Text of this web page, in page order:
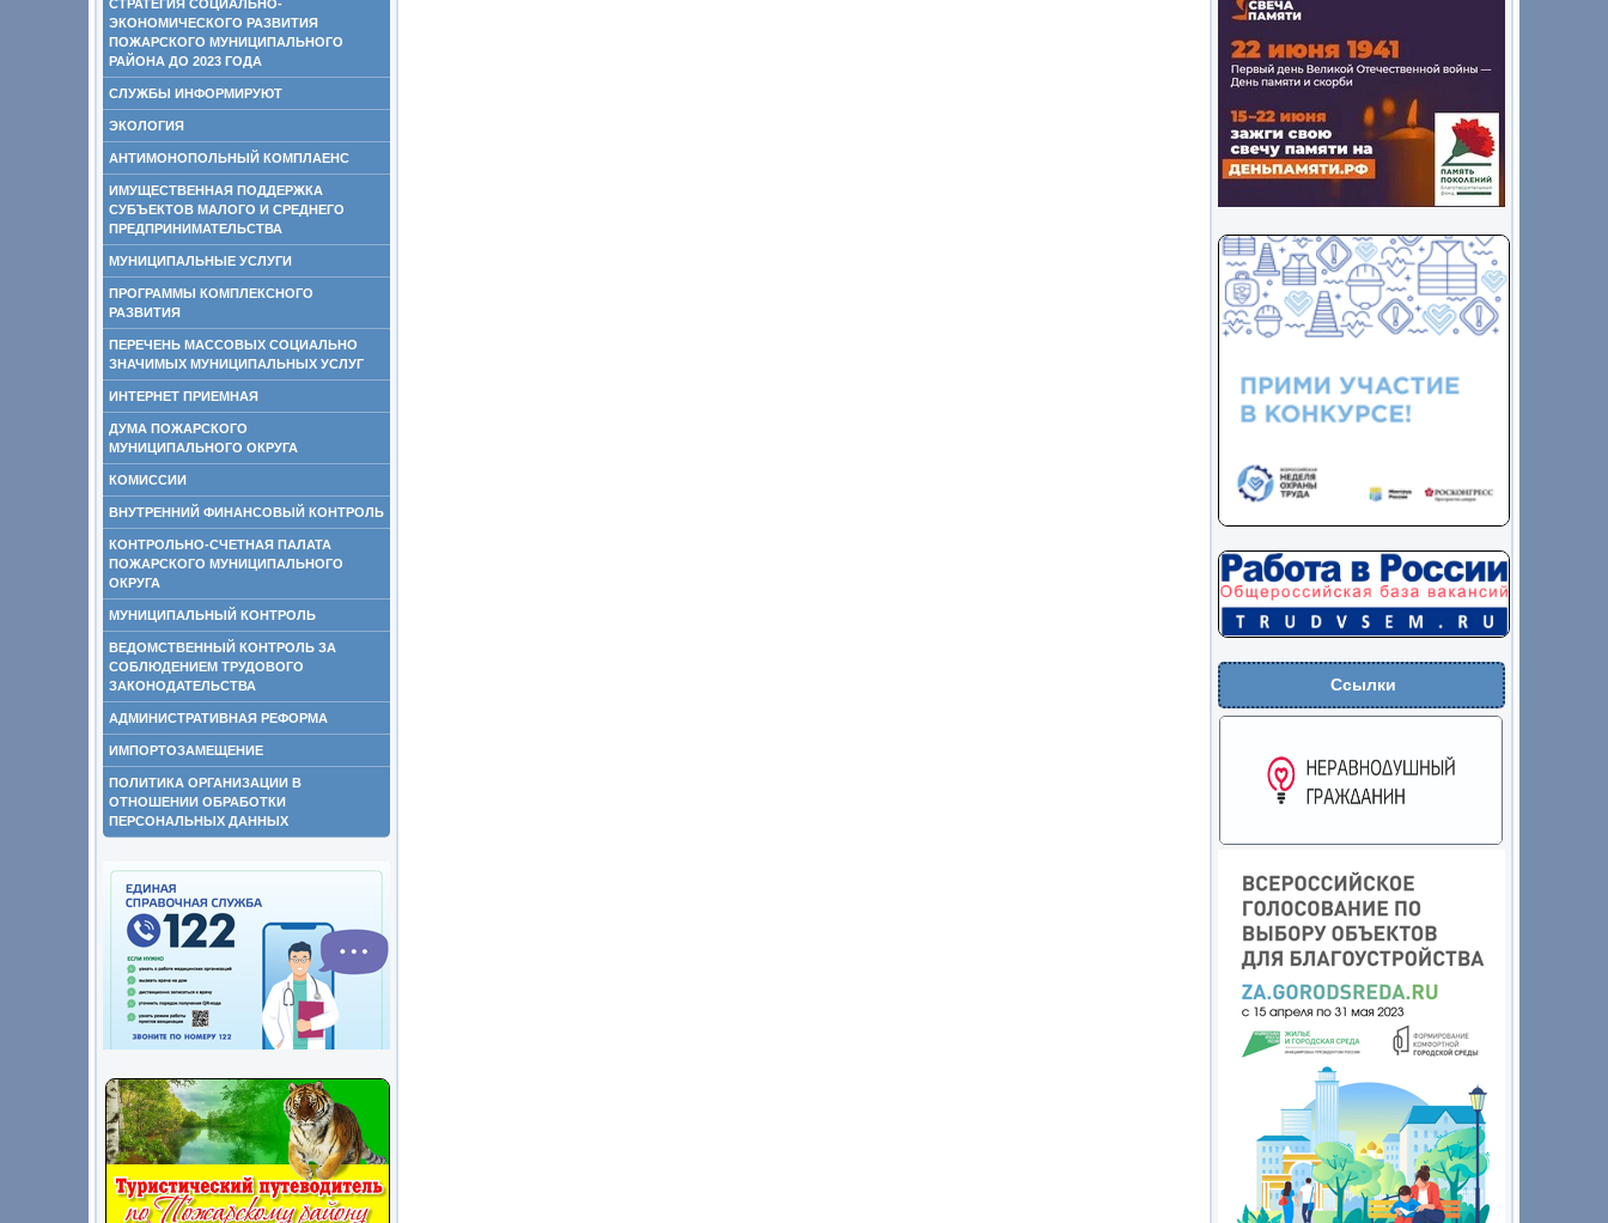
СТРАТЕГИЯ СОЦИАЛЬНО-
ЭКОНОМИЧЕСКОГО РАЗВИТИЯ
ПОЖАРСКОГО МУНИЦИПАЛЬНОГО
РАЙОНА ДО 2023 ГОДА
СЛУЖБЫ ИНФОРМИРУЮТ
ЭКОЛОГИЯ
АНТИМОНОПОЛЬНЫЙ КОМПЛАЕНС
ИМУЩЕСТВЕННАЯ ПОДДЕРЖКА
СУБЪЕКТОВ МАЛОГО И СРЕДНЕГО
ПРЕДПРИНИМАТЕЛЬСТВА
МУНИЦИПАЛЬНЫЕ УСЛУГИ
ПРОГРАММЫ КОМПЛЕКСНОГО
РАЗВИТИЯ
ПЕРЕЧЕНЬ МАССОВЫХ СОЦИАЛЬНО
ЗНАЧИМЫХ МУНИЦИПАЛЬНЫХ УСЛУГ
ИНТЕРНЕТ ПРИЕМНАЯ
ДУМА ПОЖАРСКОГО
МУНИЦИПАЛЬНОГО ОКРУГА
КОМИССИИ
ВНУТРЕННИЙ ФИНАНСОВЫЙ КОНТРОЛЬ
КОНТРОЛЬНО-СЧЕТНАЯ ПАЛАТА
ПОЖАРСКОГО МУНИЦИПАЛЬНОГО
ОКРУГА
МУНИЦИПАЛЬНЫЙ КОНТРОЛЬ
ВЕДОМСТВЕННЫЙ КОНТРОЛЬ ЗА
СОБЛЮДЕНИЕМ ТРУДОВОГО
ЗАКОНОДАТЕЛЬСТВА
АДМИНИСТРАТИВНАЯ РЕФОРМА
ИМПОРТОЗАМЕЩЕНИЕ
ПОЛИТИКА ОРГАНИЗАЦИИ В
ОТНОШЕНИИ ОБРАБОТКИ
ПЕРСОНАЛЬНЫХ ДАННЫХ
Ссылки